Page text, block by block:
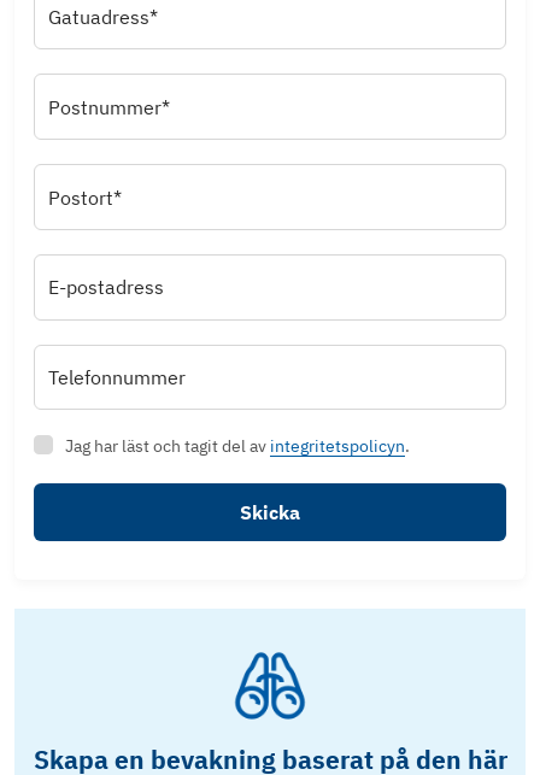
Gatuadress*
Postnummer*
Postort*
E-postadress
Telefonnummer
Jag har läst och tagit del av integritetspolicyn.
Skicka
Skapa en bevakning baserat på den här